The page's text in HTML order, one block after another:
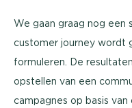
We gaan graag nog een
customer journey wordt
formuleren. De
opstellen van een
campagnes op basis